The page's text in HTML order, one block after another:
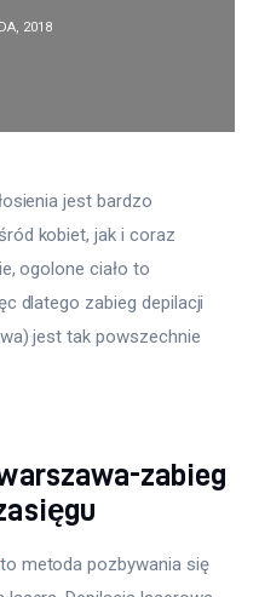
2018
jest bardzo
kobiet, jak i coraz
ogolone ciało to
dlatego zabieg depilacji
jest tak powszechnie
zabieg
metoda pozbywania się